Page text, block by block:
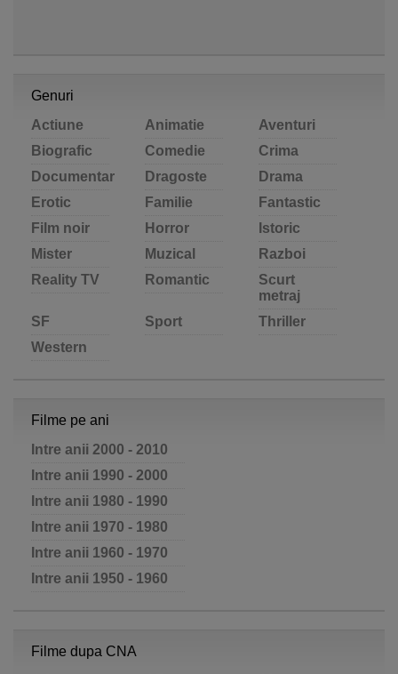
Genuri
Actiune
Animatie
Aventuri
Biografic
Comedie
Crima
Documentar
Dragoste
Drama
Erotic
Familie
Fantastic
Film noir
Horror
Istoric
Mister
Muzical
Razboi
Reality TV
Romantic
Scurt
metraj
SF
Sport
Thriller
Western
Filme pe ani
Intre anii 2000 - 2010
Intre anii 1990 - 2000
Intre anii 1980 - 1990
Intre anii 1970 - 1980
Intre anii 1960 - 1970
Intre anii 1950 - 1960
Filme dupa CNA